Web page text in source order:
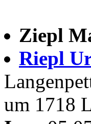
Ziepl
Riepl
um 1718